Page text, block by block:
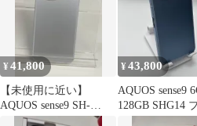
¥41,800
【未使用に近い】
AQUOS sense9 SH-
53E/128GB/スマ
¥43,800
AQUOS sense9
128GB SHG14